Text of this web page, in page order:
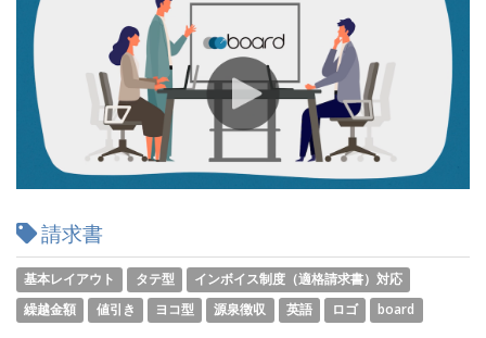
請求書
基本レイアウト タテ型
インボイス制度（適格請求書）対応
繰越金額
値引き ヨコ型 源泉徴収 英語 ロゴ board